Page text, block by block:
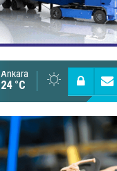
Великий
Ankara
24 °C